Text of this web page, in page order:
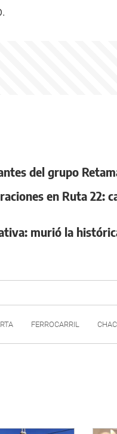
del grupo
en Ruta 22:
murió la
FERROCARRIL